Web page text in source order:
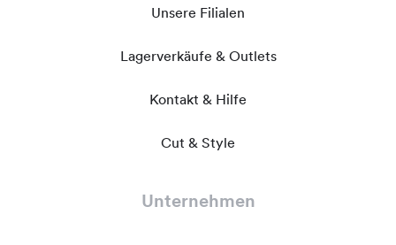
Unsere Filialen
Lagerverkäufe & Outlets
Kontakt & Hilfe
Cut & Style
Unternehmen